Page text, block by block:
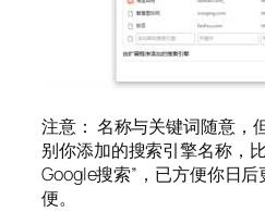
注意： 名称与关键词随意，
别你添加的搜索引擎名称，
Google搜索”，已方便你日
便。